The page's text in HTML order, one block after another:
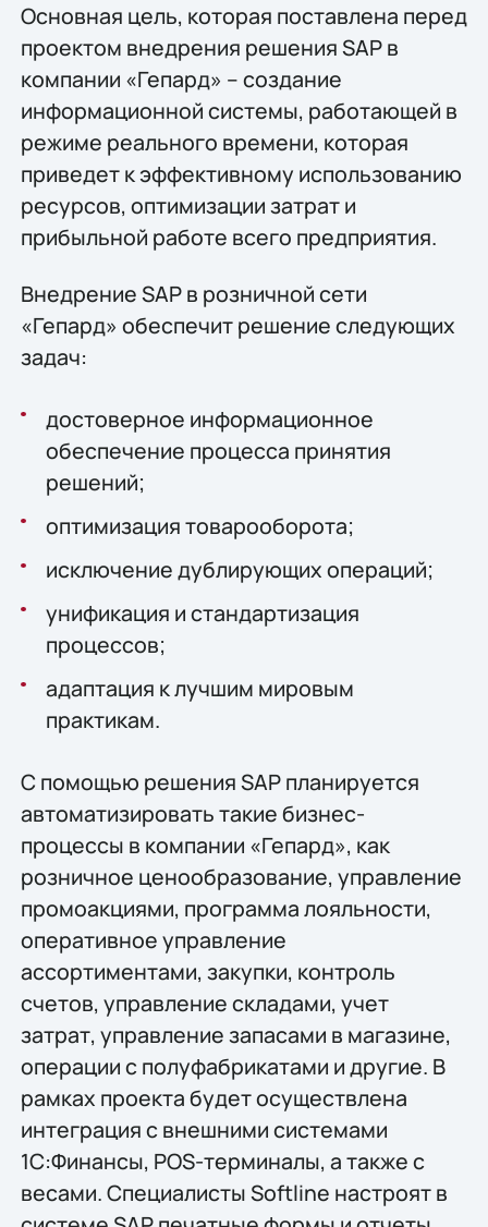
Основная цель, которая поставлена перед
проектом внедрения решения SAP в
компании «Гепард» – создание
информационной системы, работающей в
режиме реального времени, которая
приведет к эффективному использованию
ресурсов, оптимизации затрат и
прибыльной работе всего предприятия.
Внедрение SAP в розничной сети
«Гепард» обеспечит решение следующих
задач:
достоверное информационное
обеспечение процесса принятия
решений;
оптимизация товарооборота;
исключение дублирующих операций;
унификация и стандартизация
процессов;
адаптация к лучшим мировым
практикам.
С помощью решения SAP планируется
автоматизировать такие бизнес-
процессы в компании «Гепард», как
розничное ценообразование, управление
промоакциями, программа лояльности,
оперативное управление
ассортиментами, закупки, контроль
счетов, управление складами, учет
затрат, управление запасами в магазине,
операции с полуфабрикатами и другие. В
рамках проекта будет осуществлена
интеграция с внешними системами
1С:Финансы, POS-терминалы, а также с
весами. Специалисты Softline настроят в